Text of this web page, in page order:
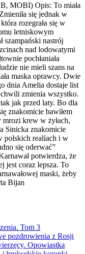
MOBI) Opis: To miała
się jednak w
rozegrała się w
letniskowym
szampański nastrój
nad lodowatymi
pochłaniała
nie mieli szans na
maska oprawcy. Dwie
dnia Amelia dostaje list
zmienia wszystko.
jak przed laty. Bo dla
znakomicie bawiłem
krew w żyłach,
Sinicka znakomicie
polskich realiach i w
się oderwać”
potwierdza, że
jest coraz lepsza. To
maski, żeby
Bijan